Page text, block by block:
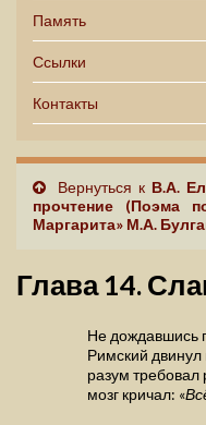
Память
Ссылки
Контакты
Вернуться к В.А.
прочтение (Поэма
Маргарита» М.А.
Глава 14.
Не дождавшись
Римский двинул
разум требовал
мозг кричал: «